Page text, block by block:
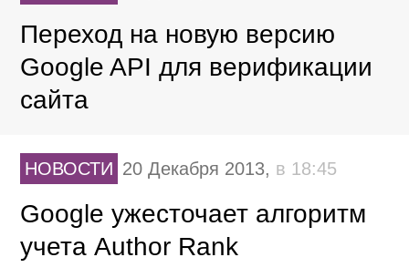
Переход на новую версию
Google API для верификации
сайта
НОВОСТИ 20 Декабря 2013, в 18:45
Google ужесточает алгоритм
учета Author Rank